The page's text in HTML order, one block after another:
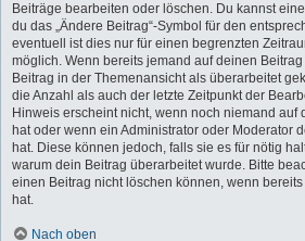
Beiträge bearbeiten oder löschen. Du kannst
du das „Ändere Beitrag“-Symbol für den
eventuell ist dies nur für einen begrenzten
möglich. Wenn bereits jemand auf deinen
Beitrag in der Themenansicht als überarbeitet
die Anzahl als auch der letzte Zeitpunkt der
Hinweis erscheint nicht, wenn noch niemand auf
hat oder wenn ein Administrator oder Moderator
hat. Diese können jedoch, falls sie es für nötig
warum dein Beitrag überarbeitet wurde. Bitte
einen Beitrag nicht löschen können, wenn
hat.
Nach oben